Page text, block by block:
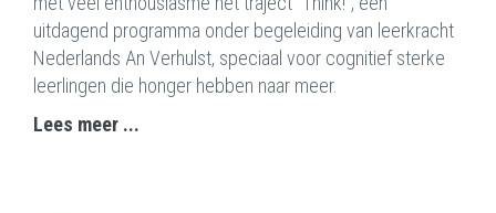
uitdagend programma onder begeleiding van leerkracht
Nederlands An Verhulst, speciaal voor cognitief sterke
leerlingen die honger hebben naar meer.
Lees meer ...